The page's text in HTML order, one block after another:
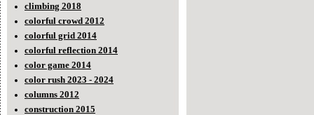
climbing 2018
colorful crowd 2012
colorful grid 2014
colorful reflection 2014
color game 2014
color rush 2023 - 2024
columns 2012
construction 2015